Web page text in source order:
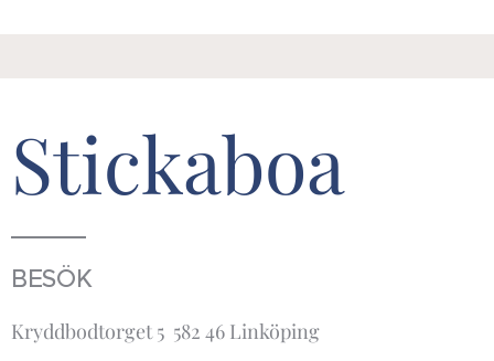
Stickaboa
BESÖK
Kryddbodtorget 5 582 46 Linköping